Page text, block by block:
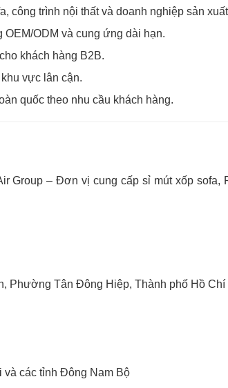
công trình nội thất và doanh nghiệp sản
ODM và cung ứng dài hạn.
khách hàng B2B.
vực lân cận.
quốc theo nhu cầu khách hàng.
Group – Đơn vị cung cấp sỉ mút xốp sofa,
Phường Tân Đông Hiệp, Thành phố Hồ Chí
và các tỉnh Đông Nam Bộ